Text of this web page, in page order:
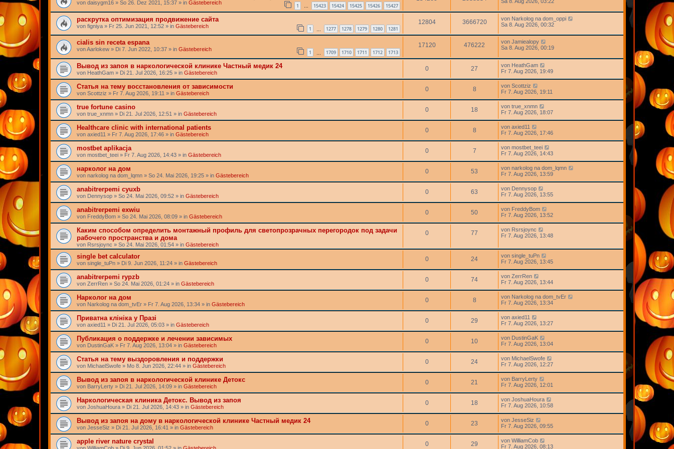
von daisygm16 » So 26. Dez 2021, 15:37 » in Gästebereich 1 … 15423 15424 15425 15426 15427
раскрутка оптимизация продвижение сайта
von figniya » Fr 25. Jun 2021, 12:52 » in Gästebereich 1 1277 1278 1279 1280 1281
12804 3666720 von Narkolog na dom_oppi
Sa 8. Aug 2026, 00:32
cialis sin receta espana
vonAarlokew » Di 7. Jun 2022, 10:37 » in Gästebereich 1 1709 1710 1711 1712 1713
17120 476222 von Jamiealopy
Sa 8. Aug 2026, 00:19
Вывод из запоя в наркологической клинике Частный медик 24
von HeathGam » Di 21. Jul 2026, 16:25 » in Gästebereich
0 27 von HeathGam
Fr 7. Aug 2026, 19:49
Статья на тему восстановления от зависимости
von Scottziz » Fr 7. Aug 2026, 19:11 » in Gästebereich
0 8 von Scottziz
Fr 7. Aug 2026, 19:11
true fortune casino
von true_xnmn » Di 21. Jul 2026, 12:51 » in Gästebereich
0 18 von true_xnmn
Fr 7. Aug 2026, 18:07
Healthcare clinic with international patients
von axied11 » Fr 7. Aug 2026, 17:46 » in Gästebereich
0 8 von axied11
Fr 7. Aug 2026, 17:46
mostbet aplikacja
von mostbet_teei » Fr 7. Aug 2026, 14:43 » in Gästebereich
0 7 von mostbet_teei
Fr 7. Aug 2026, 14:43
нарколог на дом
von narkolog na dom_lqmn » So 24. Mai 2026, 19:25 » in Gästebereich
0 53 von narkolog na dom_lqmn
Fr 7. Aug 2026, 13:59
anabitrerpemi cyuxb
von Dennysop » So 24. Mai 2026, 09:52 » in Gästebereich
0 63 von Dennysop
Fr 7. Aug 2026, 13:55
anabitrerpemi exwiu
von FreddyBom » So 24. Mai 2026, 08:09 » in Gästebereich
0 50 von FreddyBom
Fr 7. Aug 2026, 13:52
Каким способом определить монтажный профиль для светопрозрачных перегородок под задачи
рабочего пространства и дома
von Rsrsjoync » So 24. Mai 2026, 01:54 » in Gästebereich
0 77 von Rsrsjoync
Fr 7. Aug 2026, 13:48
single bet calculator
von single_tuPn » Di 9. Jun 2026, 11:24 » in Gästebereich
0 24 von single_tuPn
Fr 7. Aug 2026, 13:45
anabitrerpemi rypzb
von ZerrRen » So 24. Mai 2026, 01:24 » in Gästebereich
0 74 von ZerrRen
Fr 7. Aug 2026, 13:44
Нарколог на дом
von Narkolog na dom_tvEr » Fr 7. Aug 2026, 13:34 » in Gästebereich
0 8 von Narkolog na dom_tvEr
Fr 7. Aug 2026, 13:34
Приватна клініка у Празі
von axied11 » Di 21. Jul 2026, 05:03 » in Gästebereich
0 29 von axied11
Fr 7. Aug 2026, 13:27
Публикация о поддержке и лечении зависимых
von DustinGaK » Fr 7. Aug 2026, 13:04 » in Gästebereich
0 10 von DustinGaK
Fr 7. Aug 2026, 13:04
Статья на тему выздоровления и поддержки
von MichaelSwofe » Mo 8. Jun 2026, 22:44 » in Gästebereich
0 24 von MichaelSwofe
Fr 7. Aug 2026, 12:27
Вывод из запоя в наркологической клинике Детокс
von BarryLerty » Di 21. Jul 2026, 14:09 » in Gästebereich
0 21 von BarryLerty
Fr 7. Aug 2026, 12:01
Наркологическая клиника Детокс. Вывод из запоя
von JoshuaHoura » Di 21. Jul 2026, 14:43 » in Gästebereich
0 18 von JoshuaHoura
Fr 7. Aug 2026, 10:58
Вывод из запоя на дому в наркологической клинике Частный медик 24
von JesseSiz » Di 21. Jul 2026, 16:41 » in Gästebereich
0 23 von JesseSiz
Fr 7. Aug 2026, 09:55
apple river nature crystal 0 29 von WilliamCob
Fr 7. Aug 2026, 08:13